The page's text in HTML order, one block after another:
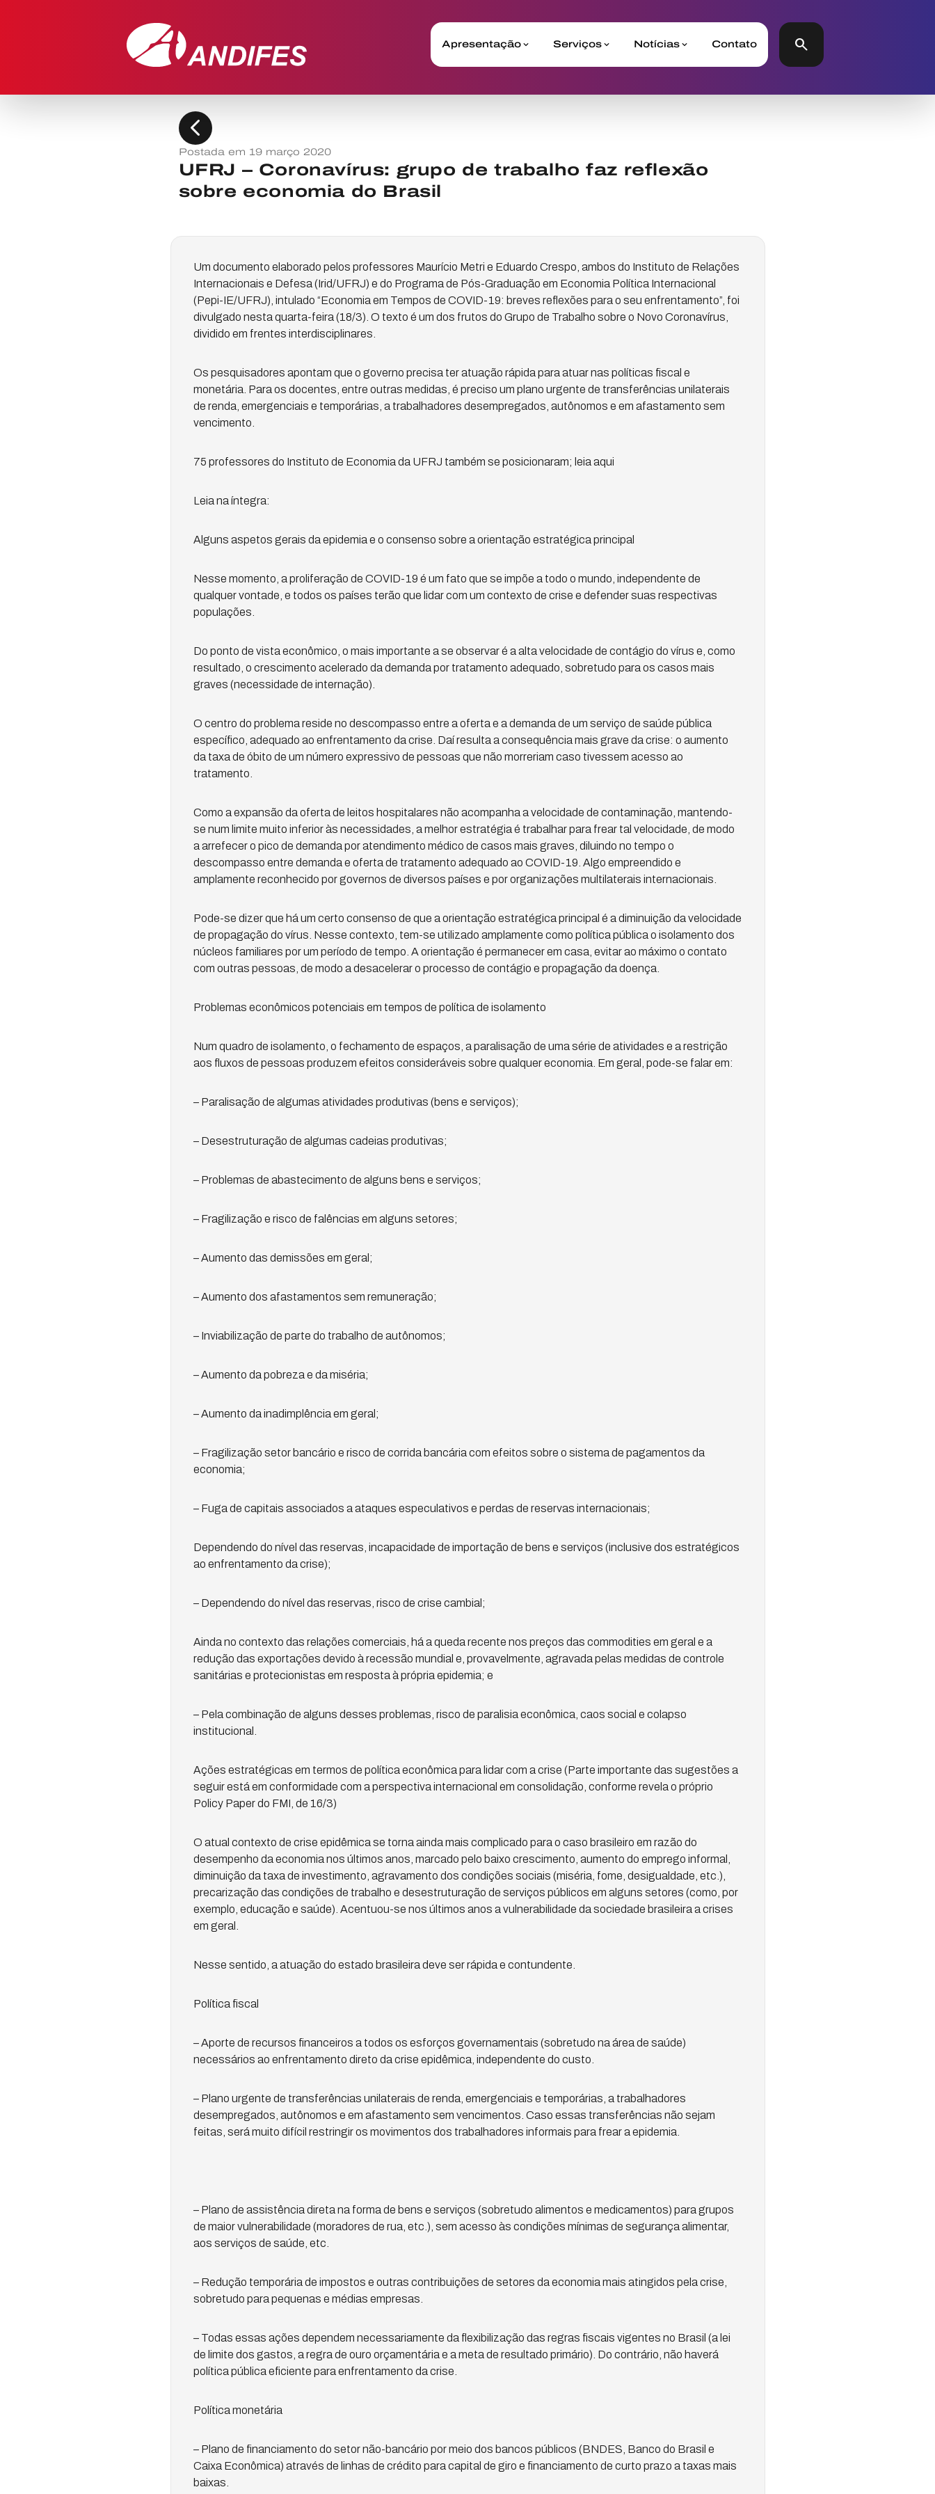
Apresentação Serviços Notícias Contato search
chevron_left
Postada em 19 março 2020
UFRJ – Coronavírus: grupo de trabalho faz reflexão
sobre economia do Brasil
Um documento elaborado pelos professores Maurício Metri e Eduardo Crespo, ambos do Instituto de Relações
Internacionais e Defesa (Irid/UFRJ) e do Programa de Pós-Graduação em Economia Política Internacional
(Pepi-IE/UFRJ), intulado “Economia em Tempos de COVID-19: breves reflexões para o seu enfrentamento”, foi
divulgado nesta quarta-feira (18/3). O texto é um dos frutos do Grupo de Trabalho sobre o Novo Coronavírus,
dividido em frentes interdisciplinares.
Os pesquisadores apontam que o governo precisa ter atuação rápida para atuar nas políticas fiscal e
monetária. Para os docentes, entre outras medidas, é preciso um plano urgente de transferências unilaterais
de renda, emergenciais e temporárias, a trabalhadores desempregados, autônomos e em afastamento sem
vencimento.
75 professores do Instituto de Economia da UFRJ também se posicionaram; leia aqui
Leia na íntegra:
Alguns aspetos gerais da epidemia e o consenso sobre a orientação estratégica principal
Nesse momento, a proliferação de COVID-19 é um fato que se impõe a todo o mundo, independente de
qualquer vontade, e todos os países terão que lidar com um contexto de crise e defender suas respectivas
populações.
Do ponto de vista econômico, o mais importante a se observar é a alta velocidade de contágio do vírus e, como
resultado, o crescimento acelerado da demanda por tratamento adequado, sobretudo para os casos mais
graves (necessidade de internação).
O centro do problema reside no descompasso entre a oferta e a demanda de um serviço de saúde pública
específico, adequado ao enfrentamento da crise. Daí resulta a consequência mais grave da crise: o aumento
da taxa de óbito de um número expressivo de pessoas que não morreriam caso tivessem acesso ao
tratamento.
Como a expansão da oferta de leitos hospitalares não acompanha a velocidade de contaminação, mantendo-
se num limite muito inferior às necessidades, a melhor estratégia é trabalhar para frear tal velocidade, de modo
a arrefecer o pico de demanda por atendimento médico de casos mais graves, diluindo no tempo o
descompasso entre demanda e oferta de tratamento adequado ao COVID-19. Algo empreendido e
amplamente reconhecido por governos de diversos países e por organizações multilaterais internacionais.
Pode-se dizer que há um certo consenso de que a orientação estratégica principal é a diminuição da velocidade
de propagação do vírus. Nesse contexto, tem-se utilizado amplamente como política pública o isolamento dos
núcleos familiares por um período de tempo. A orientação é permanecer em casa, evitar ao máximo o contato
com outras pessoas, de modo a desacelerar o processo de contágio e propagação da doença.
Problemas econômicos potenciais em tempos de política de isolamento
Num quadro de isolamento, o fechamento de espaços, a paralisação de uma série de atividades e a restrição
aos fluxos de pessoas produzem efeitos consideráveis sobre qualquer economia. Em geral, pode-se falar em:
– Paralisação de algumas atividades produtivas (bens e serviços);
– Desestruturação de algumas cadeias produtivas;
– Problemas de abastecimento de alguns bens e serviços;
– Fragilização e risco de falências em alguns setores;
– Aumento das demissões em geral;
– Aumento dos afastamentos sem remuneração;
– Inviabilização de parte do trabalho de autônomos;
– Aumento da pobreza e da miséria;
– Aumento da inadimplência em geral;
– Fragilização setor bancário e risco de corrida bancária com efeitos sobre o sistema de pagamentos da
economia;
– Fuga de capitais associados a ataques especulativos e perdas de reservas internacionais;
Dependendo do nível das reservas, incapacidade de importação de bens e serviços (inclusive dos estratégicos
ao enfrentamento da crise);
– Dependendo do nível das reservas, risco de crise cambial;
Ainda no contexto das relações comerciais, há a queda recente nos preços das commodities em geral e a
redução das exportações devido à recessão mundial e, provavelmente, agravada pelas medidas de controle
sanitárias e protecionistas em resposta à própria epidemia; e
– Pela combinação de alguns desses problemas, risco de paralisia econômica, caos social e colapso
institucional.
Ações estratégicas em termos de política econômica para lidar com a crise (Parte importante das sugestões a
seguir está em conformidade com a perspectiva internacional em consolidação, conforme revela o próprio
Policy Paper do FMI, de 16/3)
O atual contexto de crise epidêmica se torna ainda mais complicado para o caso brasileiro em razão do
desempenho da economia nos últimos anos, marcado pelo baixo crescimento, aumento do emprego informal,
diminuição da taxa de investimento, agravamento dos condições sociais (miséria, fome, desigualdade, etc.),
precarização das condições de trabalho e desestruturação de serviços públicos em alguns setores (como, por
exemplo, educação e saúde). Acentuou-se nos últimos anos a vulnerabilidade da sociedade brasileira a crises
em geral.
Nesse sentido, a atuação do estado brasileira deve ser rápida e contundente.
Política fiscal
– Aporte de recursos financeiros a todos os esforços governamentais (sobretudo na área de saúde)
necessários ao enfrentamento direto da crise epidêmica, independente do custo.
– Plano urgente de transferências unilaterais de renda, emergenciais e temporárias, a trabalhadores
desempregados, autônomos e em afastamento sem vencimentos. Caso essas transferências não sejam
feitas, será muito difícil restringir os movimentos dos trabalhadores informais para frear a epidemia.
– Plano de assistência direta na forma de bens e serviços (sobretudo alimentos e medicamentos) para grupos
de maior vulnerabilidade (moradores de rua, etc.), sem acesso às condições mínimas de segurança alimentar,
aos serviços de saúde, etc.
– Redução temporária de impostos e outras contribuições de setores da economia mais atingidos pela crise,
sobretudo para pequenas e médias empresas.
– Todas essas ações dependem necessariamente da flexibilização das regras fiscais vigentes no Brasil (a lei
de limite dos gastos, a regra de ouro orçamentária e a meta de resultado primário). Do contrário, não haverá
política pública eficiente para enfrentamento da crise.
Política monetária
– Plano de financiamento do setor não-bancário por meio dos bancos públicos (BNDES, Banco do Brasil e
Caixa Econômica) através de linhas de crédito para capital de giro e financiamento de curto prazo a taxas mais
baixas.